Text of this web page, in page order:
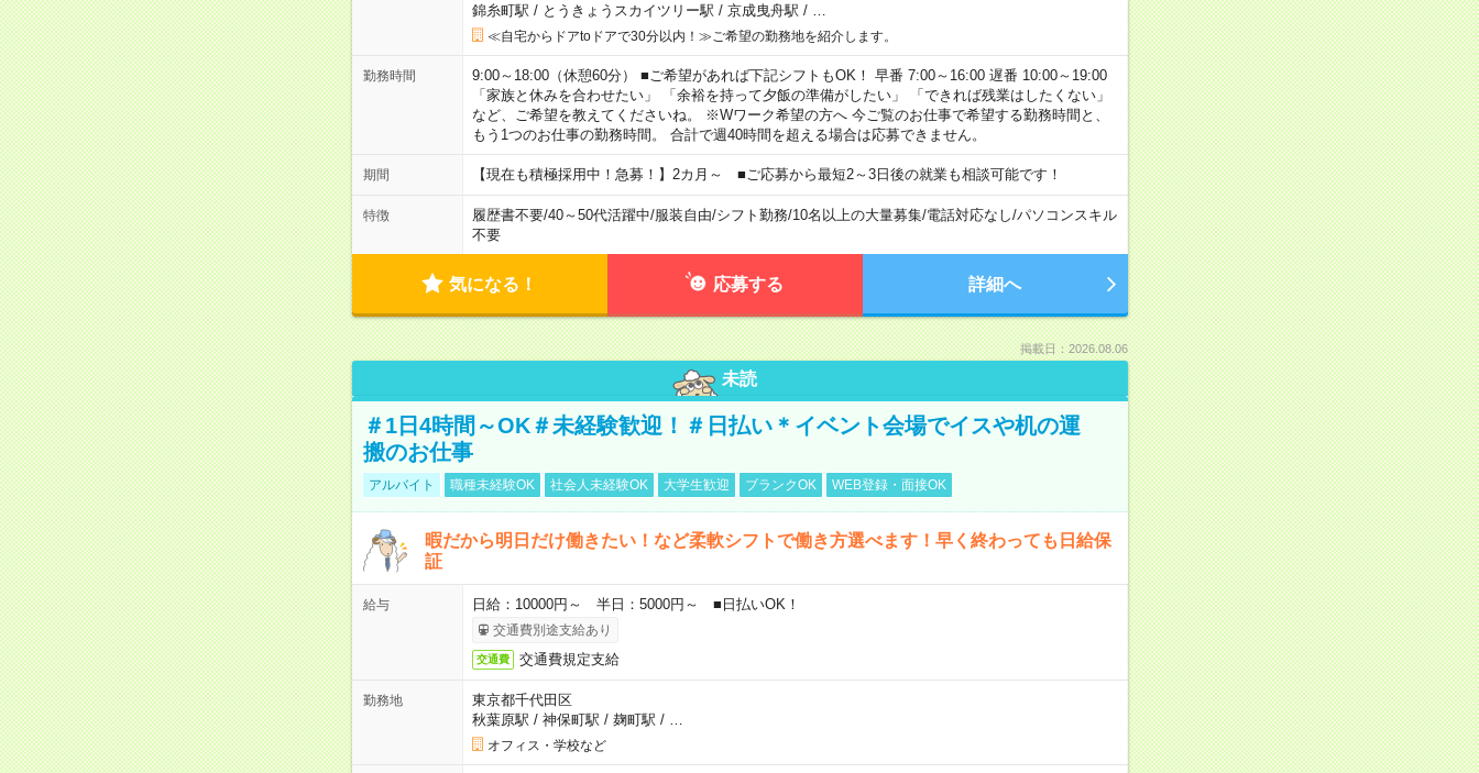
錦糸町駅 / とうきょうスカイツリー駅 / 京成曳舟駅 /
≪自宅からドアtoドアで30分以内！≫ご希望の勤務地を紹介します。
勤務時間
9:00～18:00（休憩60分） ■ご希望があれば下記シフトもOK！ 早番 7:00～16:00 遅番 10:00～19:00
「家族と休みを合わせたい」 「余裕を持って夕飯の準備がしたい」 「できれば残業はしたくない」
など、ご希望を教えてくださいね。 ※Wワーク希望の方へ 今ご覧のお仕事で希望する勤務時間と、
もう1つのお仕事の勤務時間。 合計で週40時間を超える場合は応募できません。
期間 【現在も積極採用中！急募！】2カ月～ ■ご応募から最短2～3日後の就業も相談可能です！
特徴 履歴書不要/40～50代活躍中/服装自由/シフト勤務/10名以上の大量募集/電話対応なし/パソコンスキル
不要
気になる！ 応募する 詳細へ
掲載日：2026.08.06
未読
＃1日4時間～OK＃未経験歓迎！＃日払い＊イベント会場でイスや机の運
搬のお仕事
アルバイト 職種未経験OK 社会人未経験OK 大学生歓迎 ブランクOK WEB登録・面接OK
暇だから明日だけ働きたい！など柔軟シフトで働き方選べます！早く終わっても日給保
証
給与 日給：10000円～ 半日：5000円～ ■日払いOK！
交通費別途支給あり
交通費 交通費規定支給
勤務地
東京都千代田区
秋葉原駅 / 神保町駅 / 麹町駅 /
オフィス・学校など